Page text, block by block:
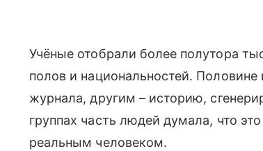
Учёные отобрали более полутора
полов и национальностей. Половине
журнала, другим – историю,
группах часть людей думала, что
реальным человеком.